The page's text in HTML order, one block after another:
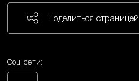
Поделиться страницей
Соц. сети: